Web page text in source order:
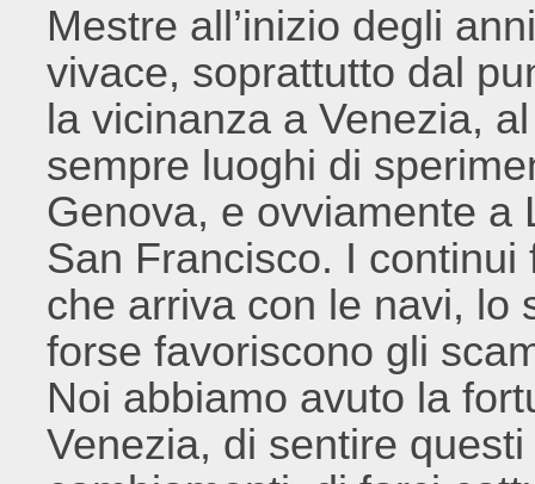
Mestre all’inizio degli
vivace, soprattutto dal
la vicinanza a Venezia,
sempre luoghi di
Genova, e ovviamente a
San Francisco. I
che arriva con le navi, lo
forse favoriscono gli
Noi abbiamo avuto la
Venezia, di sentire